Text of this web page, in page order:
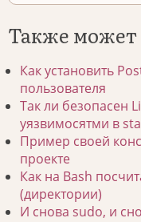
Также может
Как установить
пользователя
Так ли безопасен
уязвимосятми в
Пример своей
проекте
Как на Bash
(директории)
И снова sudo, и